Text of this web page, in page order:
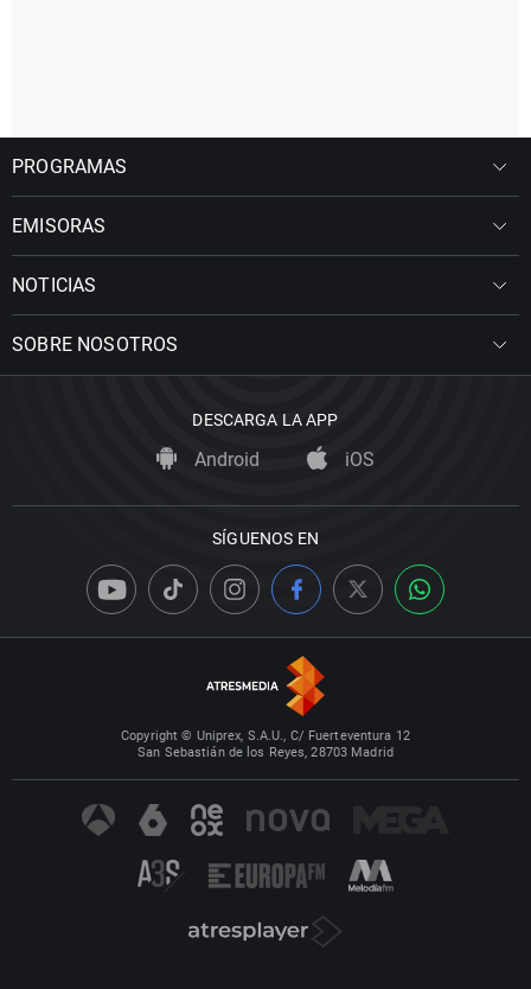
PROGRAMAS
EMISORAS
NOTICIAS
SOBRE NOSOTROS
DESCARGA LA APP
Android iOS
SÍGUENOS EN
Copyright © Uniprex, S.A.U., C/ Fuerteventura 12
San Sebastián de los Reyes, 28703 Madrid